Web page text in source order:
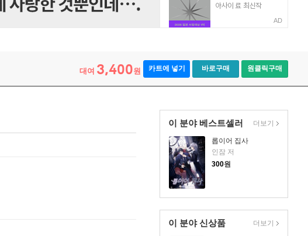
AD
대여 3,400원 카트에 넣기 바로구매 원클릭구매
이 분야 베스트셀러
롭이어 집사
인잠 저
300원
더보기
이 분야 신상품 더보기